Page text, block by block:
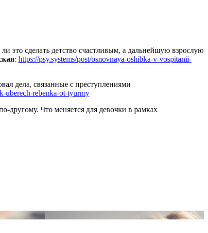
это сделать детство счастливым, а дальнейшую взрослую
: https://psy.systems/post/osnovnaya-oshibka-v-vospitanii-
дела, связанные с преступлениями
uberech-rebenka-ot-tyurmy
другому. Что меняется для девочки в рамках